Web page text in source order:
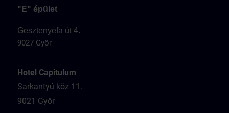
"E" épület
Gesztenyefa út 4.
9027 Györ
Hotel Capitulum
Sarkantyú köz 11.
9021 Győr